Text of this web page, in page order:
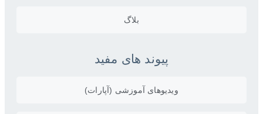
بلاگ
پیوند های مفید
ویدیو‌های آموزشی (آپارات)